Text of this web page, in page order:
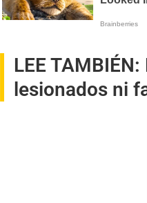
LEE TAMBIÉN:
lesionados ni